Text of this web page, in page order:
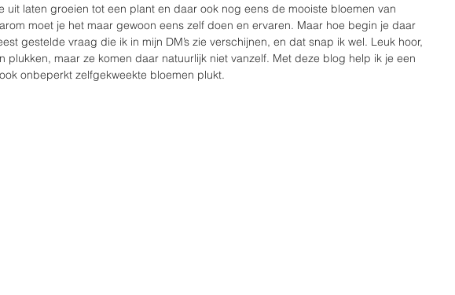
uit laten groeien tot een plant en daar ook nog eens de mooiste bloemen van
moet je het maar gewoon eens zelf doen en ervaren. Maar hoe begin je daar
gestelde vraag die ik in mijn DM’s zie verschijnen, en dat snap ik wel. Leuk hoor,
plukken, maar ze komen daar natuurlijk niet vanzelf. Met deze blog help ik je een
onbeperkt zelfgekweekte bloemen plukt.